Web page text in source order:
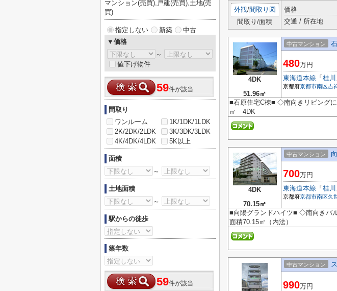
外観/間取り図
間取り/面積
価格
交通 / 所在地
4DK
51.96㎡
中古マンション
480万円
東海道本線 「 桂川
京都府京都市南区吉
■石原住宅C棟■ ◇南向きリビング
㎡ 4DK
4DK
70.15㎡
中古マンション
700万円
東海道本線 「 桂川
京都府京都市南区久
■向陽グランドハイツ■ ◇南向きバ
面積70.15㎡（内法）
中古マンション
990万円
マンション(売買),戸建(売買),土地(売
買)
指定しない 新築
中古
▼価格
～
値下げ物件
59件が該当
間取り
ワンルーム
1K/1DK/1LDK
2K/2DK/2LDK
3K/3DK/3LDK
4K/4DK/4LDK
5K以上
面積
～
土地面積
～
駅からの徒歩
築年数
59件が該当